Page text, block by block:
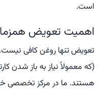
است.
اهمیت تعویض
(که معمولاً نیاز به باز شدن
هستند. ما در مرکز تخصصی